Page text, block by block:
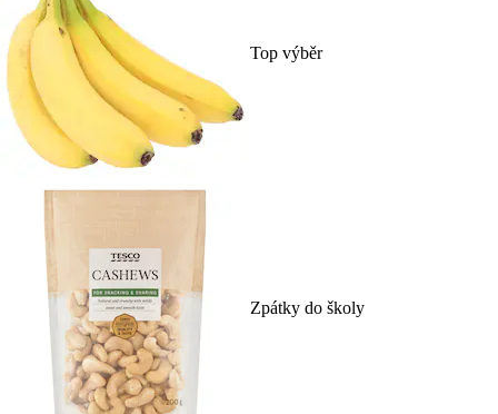
Top výběr
Zpátky do školy